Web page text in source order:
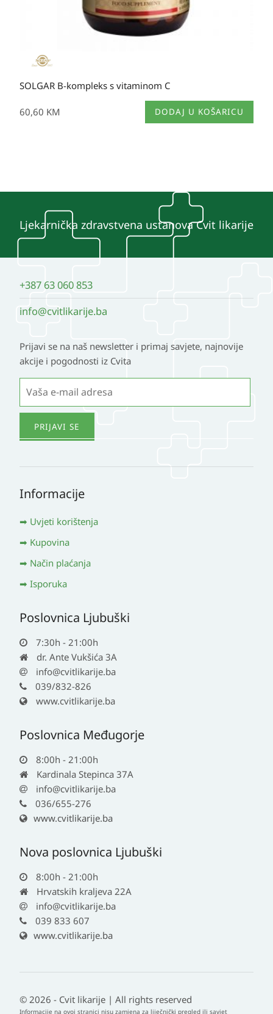
SOLGAR B-kompleks s vitaminom C
60,60 KM DODAJ U KOŠARICU
Ljekarnička zdravstvena ustanova Cvit likarije
+387 63 060 853
info@cvitlikarije.ba
Prijavi se na naš newsletter i primaj savjete, najnovije
akcije i pogodnosti iz Cvita
Informacije
Uvjeti korištenja
Kupovina
Način plaćanja
Isporuka
Poslovnica Ljubuški
7:30h - 21:00h
dr. Ante Vukšića 3A
info@cvitlikarije.ba
039/832-826
www.cvitlikarije.ba
Poslovnica Međugorje
8:00h - 21:00h
Kardinala Stepinca 37A
info@cvitlikarije.ba
036/655-276
www.cvitlikarije.ba
Nova poslovnica Ljubuški
8:00h - 21:00h
Hrvatskih kraljeva 22A
info@cvitlikarije.ba
039 833 607
www.cvitlikarije.ba
© 2026 - Cvit likarije | All rights reserved
Informacije na ovoj stranici nisu zamjena za liječnički pregled ili savjet